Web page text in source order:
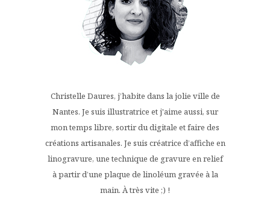
Christelle Daures, j’habite dans la jolie ville de
Nantes. Je suis illustratrice et j'aime aussi, sur
mon temps libre, sortir du digitale et faire des
créations artisanales. Je suis créatrice d’affiche en
linogravure, une technique de gravure en relief
à partir d’une plaque de linoléum gravée à la
main. À très vite ;) !